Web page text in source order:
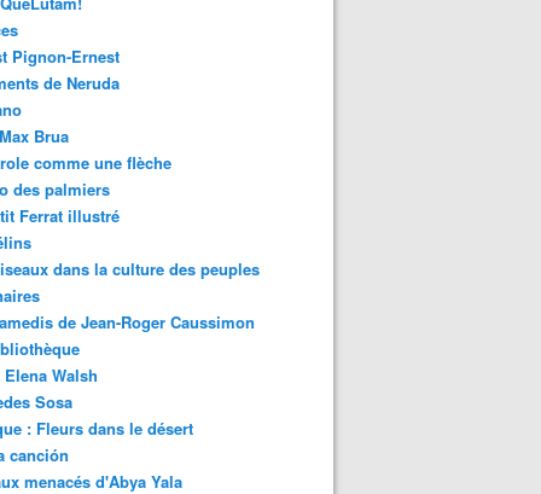
Pignon-Ernest
de Neruda
Brua
comme une flèche
des palmiers
Ferrat illustré
dans la culture des peuples
de Jean-Roger Caussimon
Walsh
Sosa
: Fleurs dans le désert
canción
menacés d'Abya Yala